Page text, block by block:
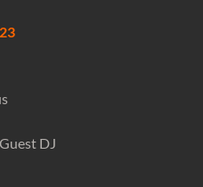
DJ